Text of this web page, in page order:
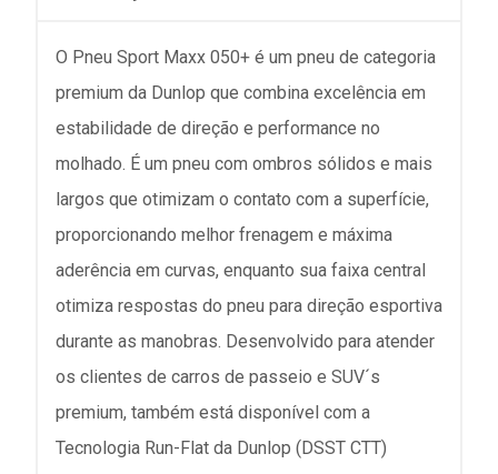
O Pneu Sport Maxx 050+ é um pneu de categoria
premium da Dunlop que combina excelência em
estabilidade de direção e performance no
molhado. É um pneu com ombros sólidos e mais
largos que otimizam o contato com a superfície,
proporcionando melhor frenagem e máxima
aderência em curvas, enquanto sua faixa central
otimiza respostas do pneu para direção esportiva
durante as manobras. Desenvolvido para atender
os clientes de carros de passeio e SUV´s
premium, também está disponível com a
Tecnologia Run-Flat da Dunlop (DSST CTT)